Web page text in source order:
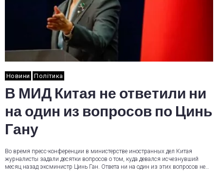
Новини Політика
В МИД Китая не ответили ни
на один из вопросов по Цинь
Гану
Во время пресс-конференции в министерстве иностранных дел Китая
журналисты задали десятки вопросов о том, куда девался исчезнувший
месяц назад эксминистр Цинь Ган. Ответа ни на один из этих вопросов не…